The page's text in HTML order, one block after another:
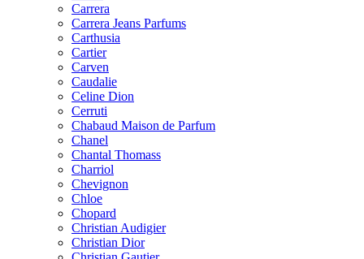
Carrera
Carrera Jeans Parfums
Carthusia
Cartier
Carven
Caudalie
Celine Dion
Cerruti
Chabaud Maison de Parfum
Chanel
Chantal Thomass
Charriol
Chevignon
Chloe
Chopard
Christian Audigier
Christian Dior